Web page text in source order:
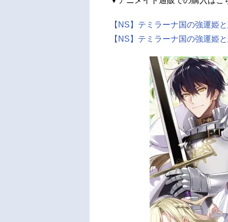
【NS】テミラーナ国の強運姫
【NS】テミラーナ国の強運姫